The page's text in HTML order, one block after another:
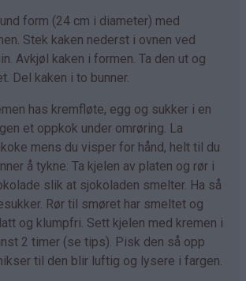
form (24 cm i diameter) med
Stek kaken nederst i ovnen ved
Avkjøl kaken i formen. Ta den ut og
Del kaken i to bunner.
has kremfløte, egg og sukker i en
et oppkok under omrøring. La
mens du visper for hånd, helt til du
å tykne. Ta kjelen av platen og rør i
slik at sjokoladen smelter. Ha så
Rør til smøret har smeltet og
og klumpfri. Sett kjelen med kremen i
2 timer (se tips). Pisk den så opp
til den blir luftig og lysere i fargen.